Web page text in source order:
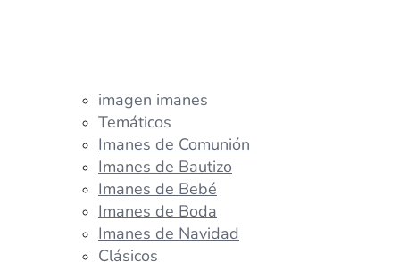
imagen imanes
Temáticos
Imanes de Comunión
Imanes de Bautizo
Imanes de Bebé
Imanes de Boda
Imanes de Navidad
Clásicos